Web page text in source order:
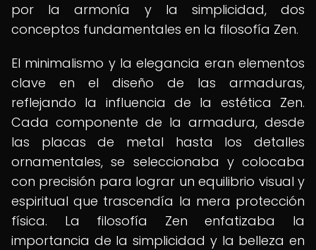
por la armonía y la simplicidad, dos
conceptos fundamentales en la filosofía Zen.
El minimalismo y la elegancia eran elementos
clave en el diseño de las armaduras,
reflejando la influencia de la estética Zen.
Cada componente de la armadura, desde
las placas de metal hasta los detalles
ornamentales, se seleccionaba y colocaba
con precisión para lograr un equilibrio visual y
espiritual que trascendía la mera protección
física. La filosofía Zen enfatizaba la
importancia de la simplicidad y la belleza en